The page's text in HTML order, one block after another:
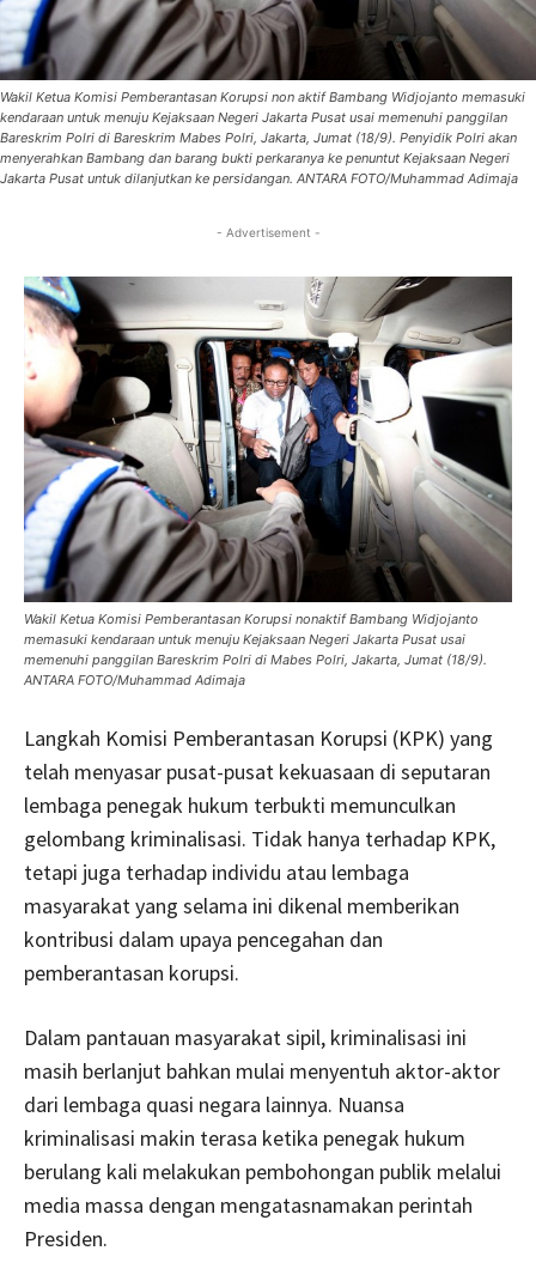
Wakil Ketua Komisi Pemberantasan Korupsi non aktif Bambang Widjojanto memasuki
kendaraan untuk menuju Kejaksaan Negeri Jakarta Pusat usai memenuhi panggilan
Bareskrim Polri di Bareskrim Mabes Polri, Jakarta, Jumat (18/9). Penyidik Polri akan
menyerahkan Bambang dan barang bukti perkaranya ke penuntut Kejaksaan Negeri
Jakarta Pusat untuk dilanjutkan ke persidangan. ANTARA FOTO/Muhammad Adimaja
- Advertisement -
Wakil Ketua Komisi Pemberantasan Korupsi nonaktif Bambang Widjojanto
memasuki kendaraan untuk menuju Kejaksaan Negeri Jakarta Pusat usai
memenuhi panggilan Bareskrim Polri di Mabes Polri, Jakarta, Jumat (18/9).
ANTARA FOTO/Muhammad Adimaja
Langkah Komisi Pemberantasan Korupsi (KPK) yang
telah menyasar pusat-pusat kekuasaan di seputaran
lembaga penegak hukum terbukti memunculkan
gelombang kriminalisasi. Tidak hanya terhadap KPK,
tetapi juga terhadap individu atau lembaga
masyarakat yang selama ini dikenal memberikan
kontribusi dalam upaya pencegahan dan
pemberantasan korupsi.
Dalam pantauan masyarakat sipil, kriminalisasi ini
masih berlanjut bahkan mulai menyentuh aktor-aktor
dari lembaga quasi negara lainnya. Nuansa
kriminalisasi makin terasa ketika penegak hukum
berulang kali melakukan pembohongan publik melalui
media massa dengan mengatasnamakan perintah
Presiden.